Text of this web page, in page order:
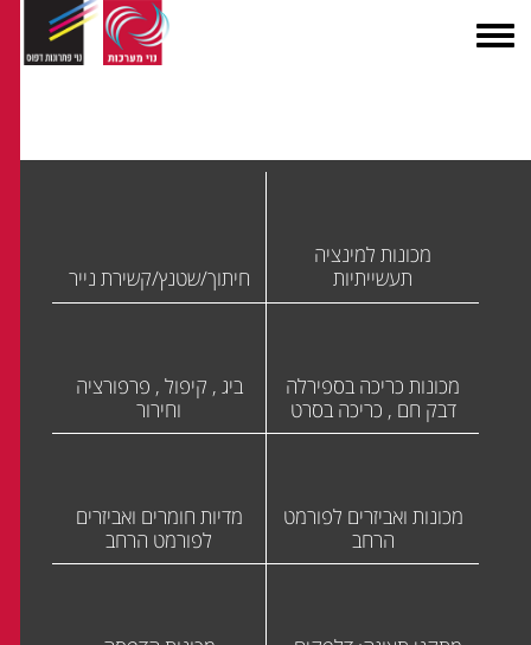
מכונות למינציה
תעשייתיות
חיתוך/שטנץ/קשירת נייר
מכונות כריכה בספירלה
דבק חם , כריכה בסרט
ביג , קיפול , פרפורציה
וחירור
מכונות ואביזרים לפורמט
הרחב
מדיות חומרים ואביזרים
לפורמט הרחב